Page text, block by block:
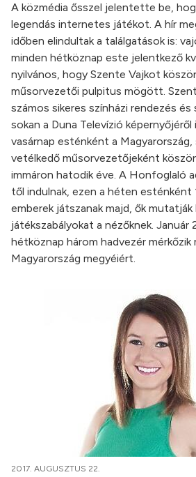
A közmédia ősszel jelentette be,
legendás internetes játékot. A hír
időben elindultak a találgatások is:
minden hétköznap este jelentkező
nyilvános, hogy Szente Vajkot
műsorvezetői pulpitus mögött.
számos sikeres színházi rendezés és
sokan a Duna Televízió képernyőjéről
vasárnap esténként a
vetélkedő műsorvezetőjeként
immáron hatodik éve. A Honfoglaló
től indulnak, ezen a héten
emberek játszanak majd, ők mutatják
játékszabályokat a nézőknek. Január
hétköznap három hadvezér mérkőzik
Magyarország megyéiért.
2017. AUGUSZTUS 22.